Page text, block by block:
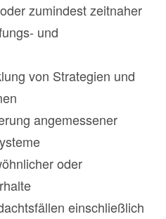
zumindest zeitnaher
und
von Strategien und
angemessener
oder
einschließlich